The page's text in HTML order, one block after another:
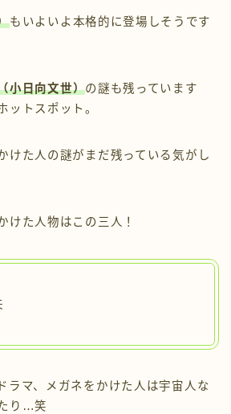
もいよいよ本格的に登場しそうです
小日向文世）の謎も残っています
ットスポット。
けた人の謎がまだ残っている気がし
けた人物はこの三人！
ラマ、メガネをかけた人は宇宙人な
り…笑